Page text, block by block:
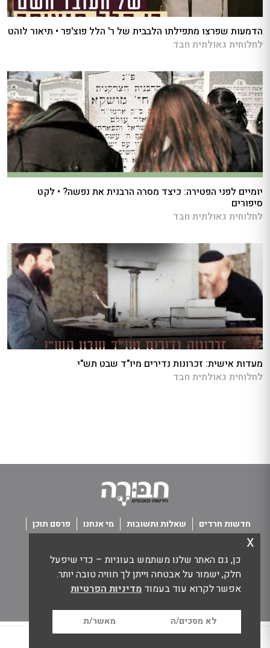
כן, גם האתר שלנו משתמש בעוגיות – כדי שיפעל
חלק, ישמור על אבטחה וייתן לך חוויה טובה יותר.
אפשר לקרוא עוד בעמוד מדיניות הפרטיות
לא מסכים/ה מאשר/ת
x
הדמעות שפרצו מתפילתו הלבבית של ר' הלל פוצ'פר • תיאור לוהט
לחלוחית גאולתית חבד
יומיים לפני הפטירה: כיצד מסרה הרבנית את נפשה? • לקט
סיפורים
לחלוחית גאולתית חבד
מעדות אישית: זכרונות נדירים מיו"ד שבט תש"י
לחלוחית גאולתית חבד
חדשות חרדים שאלות ותשובות מי אנחנו
פרסם תוכן
כל הזכויות שמורות חבורה - חדשות מאנשים